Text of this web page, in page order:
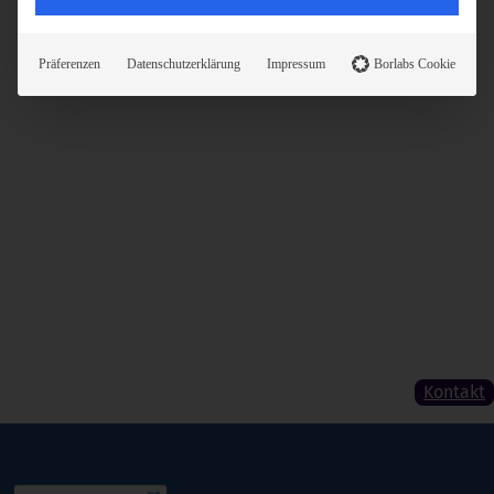
Kontakt
Präferenzen Datenschutzerklärung Impressum Borlabs Cookie